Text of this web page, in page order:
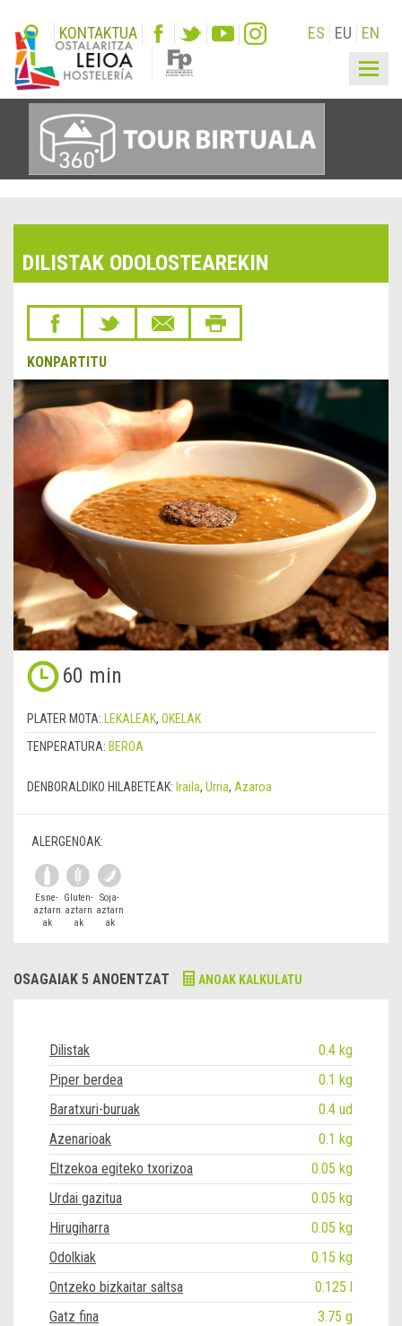
KONTAKTUA ES EU EN
DILISTAK ODOLOSTEAREKIN
KONPARTITU
60 min
PLATER MOTA: LEKALEAK, OKELAK
TENPERATURA: BEROA
DENBORALDIKO HILABETEAK: Iraila, Urria, Azaroa
ALERGENOAK:
Esne-
aztarn
ak
Gluten-
aztarn
ak
Soja-
aztarn
ak
OSAGAIAK 5 ANOENTZAT ANOAK KALKULATU
Dilistak
0.4 kg
Piper berdea
0.1 kg
Baratxuri-buruak
0.4 ud
Azenarioak
0.1 kg
Eltzekoa egiteko txorizoa
0.05 kg
Urdai gazitua
0.05 kg
Hirugiharra
0.05 kg
Odolkiak
0.15 kg
Ontzeko bizkaitar saltsa
0.125 l
Gatz fina
3.75 g